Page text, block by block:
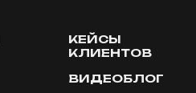
КЕЙСЫ
КЛИЕНТОВ
ВИДЕОБЛОГ